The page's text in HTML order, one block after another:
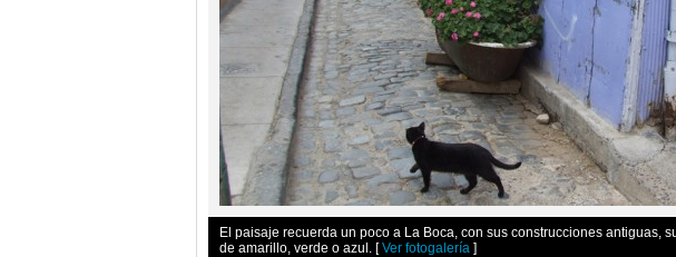
El paisaje recuerda un poco a La Boca, con sus construcciones antiguas,
de amarillo, verde o azul. [Ver fotogalería ]